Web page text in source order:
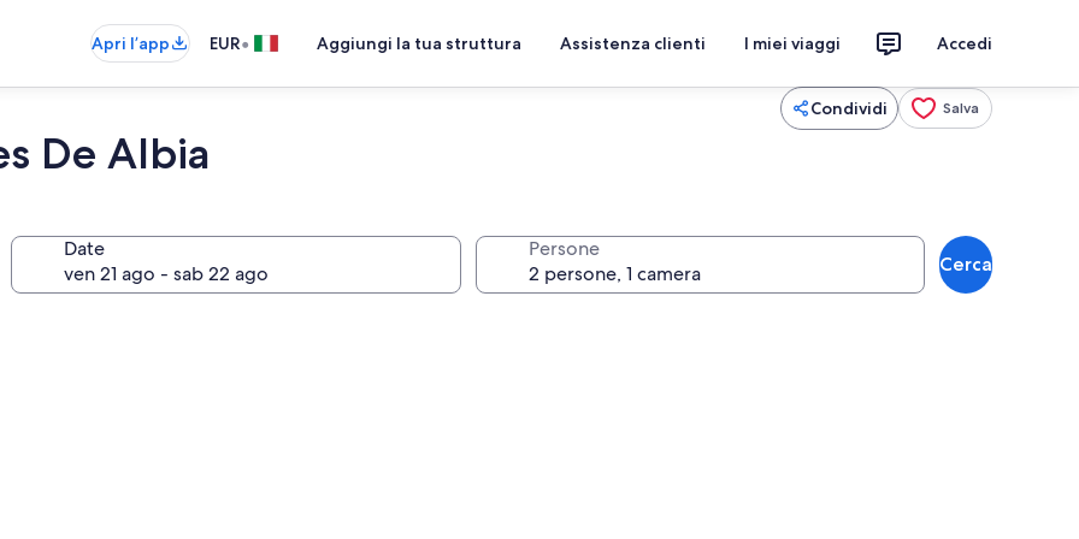
Apri l’app EUR• Aggiungi la tua struttura Assistenza clienti I miei viaggi Accedi
Condividi Salva
De Albia
Date Persone
Cerca